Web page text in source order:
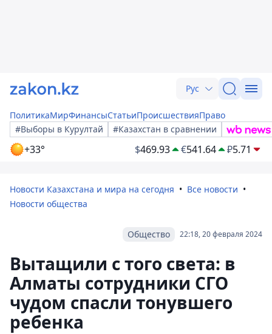
Рус
ПолитикаМирФинансыСтатьиПроисшествияПраво
#Выборы в Курултай
#Казахстан в сравнении
+33° $469.93 €541.64 ₽5.71
Новости Казахстана и мира на сегодня
Все новости
Новости общества
22:18, 20 февраля 2024
Общество
Вытащили с того света: в
Алматы сотрудники СГО
чудом спасли тонувшего
ребенка